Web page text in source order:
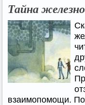
Тайна
взаимопомощи.